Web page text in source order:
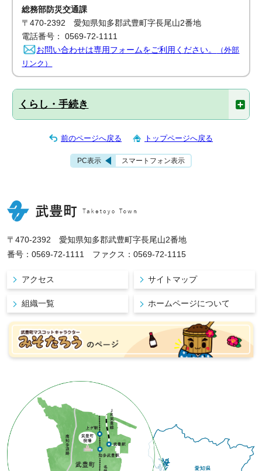
総務部防災交通課
〒470-2392 愛知県知多郡武豊町字長尾山2番地
電話番号： 0569-72-1111
お問い合わせは専用フォームをご利用ください。
（外部
リンク）
くらし・手続き
前のページへ戻る トップページへ戻る
PC表示 スマートフォン表示
〒470-2392 愛知県知多郡武豊町字長尾山2番地
番号：0569-72-1111 ファクス：0569-72-1115
アクセス サイトマップ
組織一覧 ホームページについて